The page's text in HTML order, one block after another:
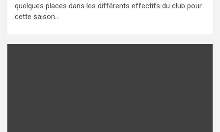
quelques places dans les différents effectifs du club pour
cette saison...